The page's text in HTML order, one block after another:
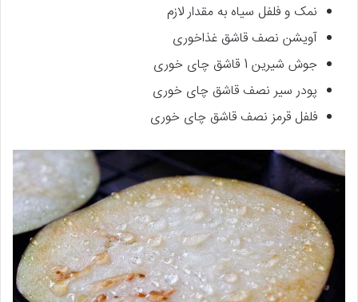
نمک و فلفل سیاه به مقدار لازم
آویشن نصف قاشق غذاخوری
جوش شیرین 1 قاشق چای خوری
پودر سیر نصف قاشق چای خوری
فلفل قرمز نصف قاشق چای خوری